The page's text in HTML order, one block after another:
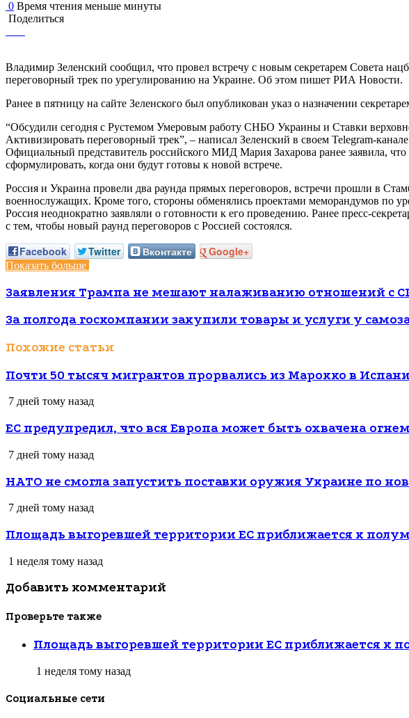
0 Время чтения меньше минуты
Поделиться
почту
Владимир Зеленский сообщил, что провел встречу с новым секретарем Совета
переговорный трек по урегулированию на Украине. Об этом пишет РИА Новости.
Ранее в пятницу на сайте Зеленского был опубликован указ о назначении
“Обсудили сегодня с Рустемом Умеровым работу СНБО Украины и Ставки
Активизировать переговорный трек”, – написал Зеленский в своем Telegram-
Официальный представитель российского МИД Мария Захарова ранее заявила,
сформулировать, когда они будут готовы к новой встрече.
Россия и Украина провели два раунда прямых переговоров, встречи прошли в
военнослужащих. Кроме того, стороны обменялись проектами меморандумов по
Россия неоднократно заявляли о готовности к его проведению. Ранее пресс-
с тем, чтобы новый раунд переговоров с Россией состоялся.
Facebook Twitter Вконтакте Google+
Показать больше
Заявления Трампа не мешают налаживанию отношений с
За полгода госкомпании закупили товары и услуги у
Похожие статьи
Почти 50 тысяч мигрантов прорвались из Марокко в
7 дней тому назад
ЕС предупредил, что вся Европа может быть охвачена
7 дней тому назад
НАТО не смогла запустить поставки оружия Украине по
7 дней тому назад
Площадь выгоревшей территории ЕС приближается к
1 неделя тому назад
Добавить комментарий
Проверьте также
ЗакрытьПлощадь выгоревшей территории ЕС приближается к
1 неделя тому назад
Социальные сети